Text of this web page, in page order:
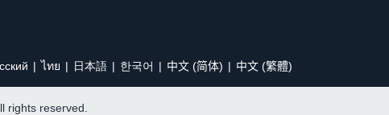
ไทย 日本語 한국어 中文 (简体) 中文 (繁體)
rights reserved.